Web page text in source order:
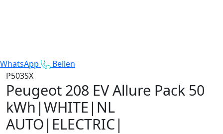
WhatsApp
Bellen
P503SX
Peugeot 208 EV Allure Pack 50
kWh|WHITE|NL
AUTO|ELECTRIC|